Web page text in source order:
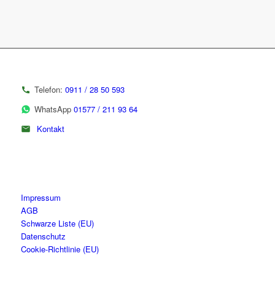
Telefon: 0911 / 28 50 593
WhatsApp 01577 / 211 93 64
Kontakt
Impressum
AGB
Schwarze Liste (EU)
Datenschutz
Cookie-Richtlinie (EU)